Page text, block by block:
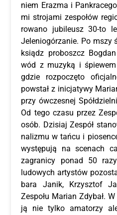
niem Era­zma i
mi stro­ja­mi zespo­łów
ro­wa­no jubi­le­usz 30-to
Jele­nio­gó­rza­nie. Po mszy
ksiądz pro­boszcz
wód z muzy­ką i
gdzie roz­po­czę­to
powstał z ini­cja­ty­wy
przy ówcze­snej
Od tego cza­su przez
osób. Dzi­siaj Zespół
na­li­zmu w tań­cu i
wystę­pu­ją na sce­nach
zagra­ni­cy ponad 50
ludo­wych arty­stów
ba­ra Janik, Krzysz­tof
Zespo­łu Marian Zdy­bał.
ją nie tyl­ko ama­to­rzy